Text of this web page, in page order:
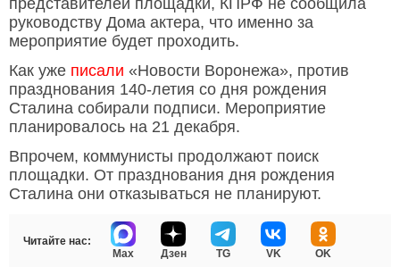
представителей площадки, КПРФ не сообщила
руководству Дома актера, что именно за
мероприятие будет проходить.
Как уже писали «Новости Воронежа», против
празднования 140-летия со дня рождения
Сталина собирали подписи. Мероприятие
планировалось на 21 декабря.
Впрочем, коммунисты продолжают поиск
площадки. От празднования дня рождения
Сталина они отказываться не планируют.
Читайте нас:
Max
Дзен TG VK OK